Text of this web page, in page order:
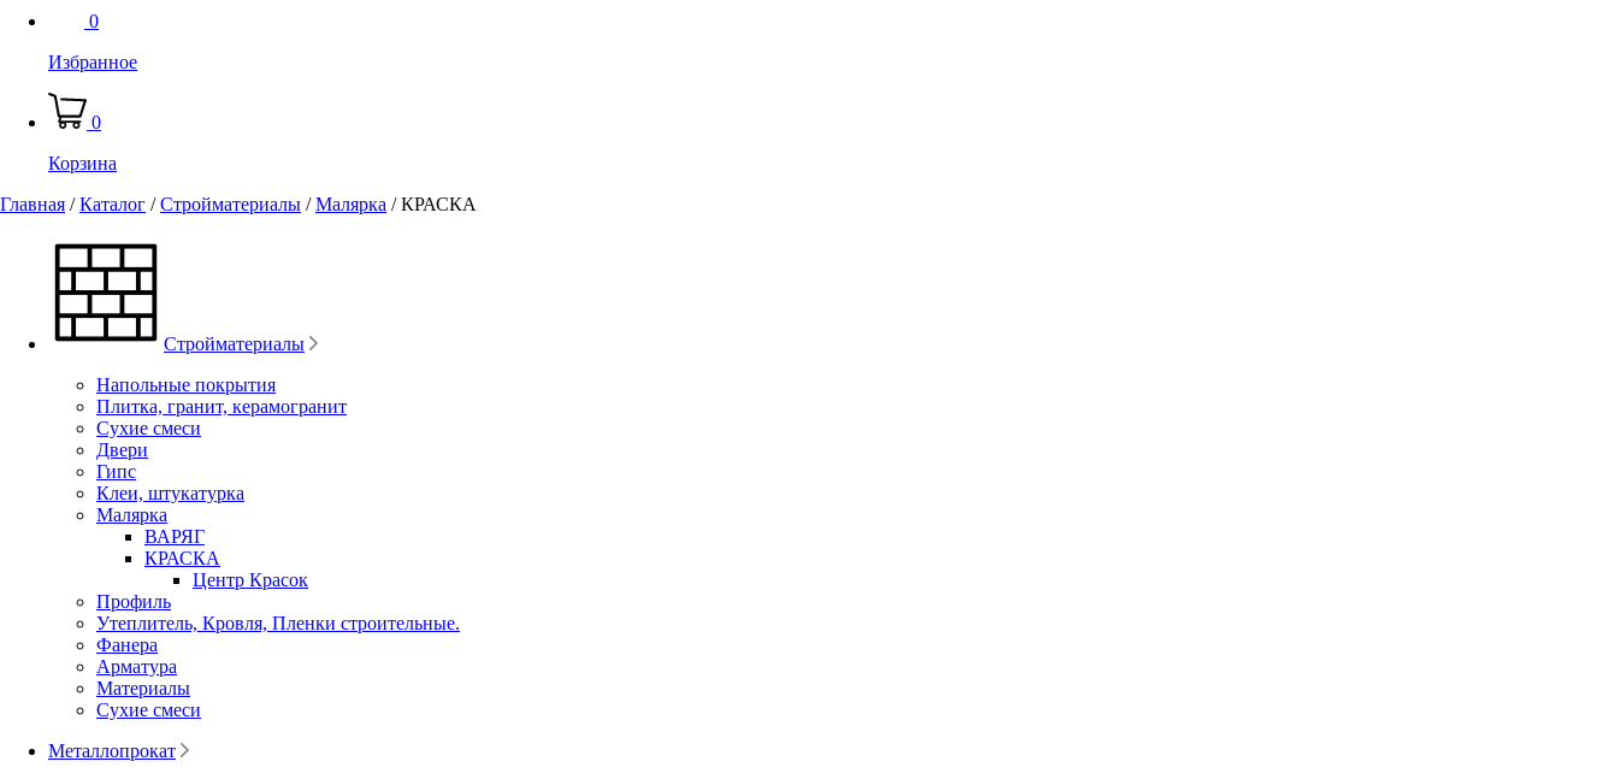
0
Избранное
0
Корзина
Главная /Каталог /Стройматериалы /Малярка /КРАСКА
Стройматериалы
Напольные покрытия
Плитка, гранит, керамогранит
Сухие смеси
Двери
Гипс
Клеи, штукатурка
Малярка
ВАРЯГ
КРАСКА
Центр Красок
Профиль
Утеплитель, Кровля, Пленки строительные.
Фанера
Арматура
Материалы
Сухие смеси
Металлопрокат